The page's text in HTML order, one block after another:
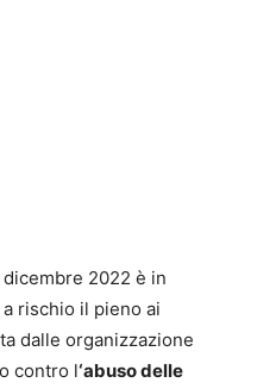
2022 è in
rischio il pieno ai
dalle organizzazione
contro l‘abuso delle